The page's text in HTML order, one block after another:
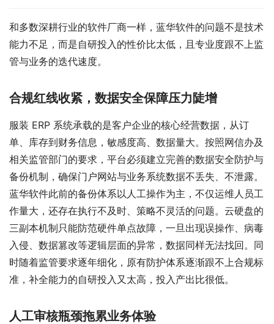
和多数深耕行业的软件厂商一样，蓝华软件的问题不是技术
能力不足，而是自研投入的性价比太低，且专业度跟不上监
管与业务的迭代速度。
合规红线收紧，数据安全保障压力陡增
服装 ERP 系统承载的是客户企业的核心经营数据，从订
单、库存到财务信息，敏感度高、数据量大。按照网信办及
相关监管部门的要求，平台必须建立完善的数据安全防护与
备份机制，确保门户网站与业务系统数据不丢失、不泄露。
蓝华软件此前的备份体系以人工操作为主，不仅运维人员工
作量大，还存在执行不及时、策略不灵活的问题。云硬盘的
三副本机制只能防范硬件单点故障，一旦出现误操作、病毒
入侵、数据篡改等逻辑层面的异常，数据同样无法找回。同
时随着监管要求逐年细化，原有防护体系逐渐跟不上合规标
准，补全能力的自研投入又太高，投入产出比很低。
人工审核瓶颈拖累业务体验